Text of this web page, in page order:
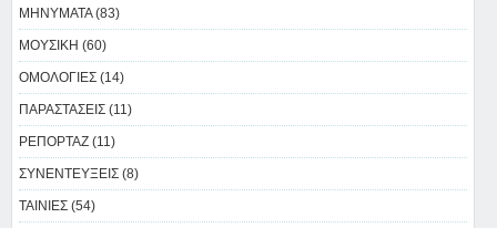
ΜΗΝΥΜΑΤΑ (83)
ΜΟΥΣΙΚΗ (60)
ΟΜΟΛΟΓΙΕΣ (14)
ΠΑΡΑΣΤΑΣΕΙΣ (11)
ΡΕΠΟΡΤΑΖ (11)
ΣΥΝΕΝΤΕΥΞΕΙΣ (8)
ΤΑΙΝΙΕΣ (54)